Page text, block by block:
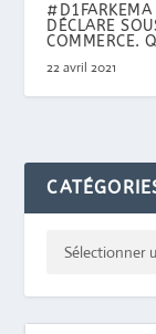
DÉCLARE
COMMERCE.
22 avril 2021